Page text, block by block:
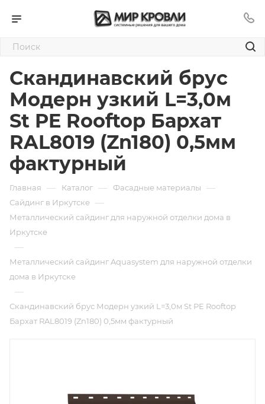
Скандинавский брус
Модерн узкий L=3,0м
St PE Rooftop Бархат
RAL8019 (Zn180) 0,5мм
фактурный
Главная — Каталог — Фасадные материалы —
Сайдинг в Иркутске —
Металлический сайдинг для наружной отделки дома в
Иркутске
—
Металлический сайдинг Aquasystem для наружной отделки
дома в Иркутске
—
Скандинавский брус Модерн узкий L=3,0м St PE Rooftop
Бархат RAL8019 (Zn180) 0,5мм фактурный